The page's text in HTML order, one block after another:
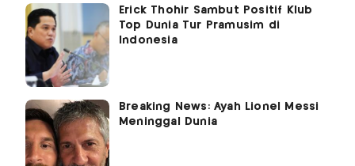
Erick Thohir Sambut Positif Klub
Top Dunia Tur Pramusim di
Indonesia
Breaking News: Ayah Lionel Messi
Meninggal Dunia